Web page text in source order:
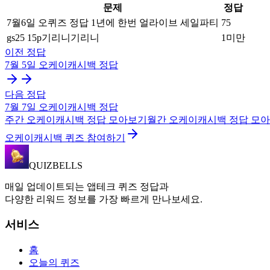
문제
정답
7월6일 오퀴즈 정답 1년에 한번 얼라이브 세일파티 75
gs25 15p기리니기리니
1미만
이전 정답
7월 5일 오케이캐시백 정답
다음 정답
7월 7일 오케이캐시백 정답
주간 오케이캐시백 정답 모아보기 월간 오케이캐시백 정답 모
오케이캐시백 퀴즈 참여하기
QUIZBELLS
매일 업데이트되는 앱테크 퀴즈 정답과
다양한 리워드 정보를 가장 빠르게 만나보세요.
서비스
홈
오늘의 퀴즈